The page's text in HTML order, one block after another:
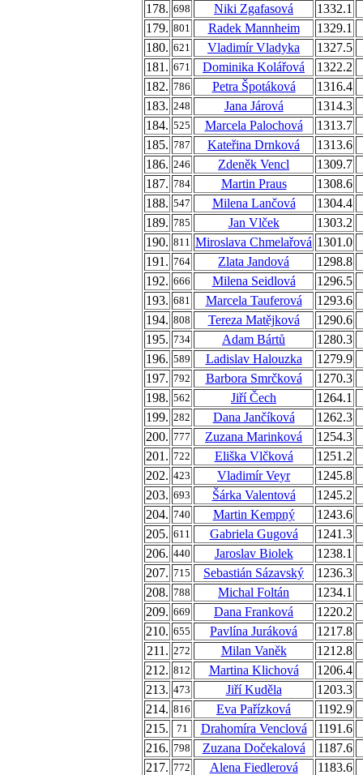
178. 698 Niki Zgafasová
1332.1
179. 801 Radek Mannheim
1329.1
180. 621 Vladimír Vladyka
1327.5
181. 671 Dominika Kolářová
1322.2
182. 786 Petra Špotáková
1316.4
183. 248 Jana Járová
1314.3
184. 525 Marcela Palochová
1313.7
185. 787 Kateřina Drnková
1313.6
186. 246 Zdeněk Vencl
1309.7
187. 784 Martin Praus
1308.6
188. 547 Milena Lančová
1304.4
189. 785 Jan Vlček
1303.2
190. 811 Miroslava Chmelařová 1301.0
191. 764 Zlata Jandová
1298.8
192. 666 Milena Seidlová
1296.5
193. 681 Marcela Tauferová
1293.6
194. 808 Tereza Matějková
1290.6
195. 734 Adam Bártů
1280.3
196. 589 Ladislav Halouzka
1279.9
197. 792 Barbora Smrčková
1270.3
198. 562 Jiří Čech
1264.1
199. 282 Dana Jančíková
1262.3
200. 777 Zuzana Marinková
1254.3
201. 722 Eliška Vlčková
1251.2
202. 423 Vladimír Veyr
1245.8
203. 693 Šárka Valentová
1245.2
204. 740 Martin Kempný
1243.6
205. 611 Gabriela Gugová
1241.3
206. 440 Jaroslav Biolek
1238.1
207. 715 Sebastián Sázavský
1236.3
208. 788 Michal Foltán
1234.1
209. 669 Dana Franková
1220.2
210. 655 Pavlína Juráková
1217.8
211. 272 Milan Vaněk
1212.8
212. 812 Martina Klichová
1206.4
213. 473 Jiří Kuděla
1203.3
214. 816 Eva Pařízková
1192.9
215.
71 Drahomíra Venclová
1191.6
216. 798 Zuzana Dočekalová
1187.6
217. 772 Alena Fiedlerová
1183.6